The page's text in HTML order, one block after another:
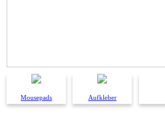
Mousepads Aufkleber